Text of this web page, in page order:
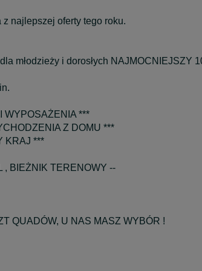
najlepszej oferty tego roku.
młodzieży i dorosłych NAJMOCNIEJSZY
WYPOSAŻENIA ***
Z DOMU ***
KRAJ ***
, BIEŻNIK TERENOWY --
QUADÓW, U NAS MASZ WYBÓR !